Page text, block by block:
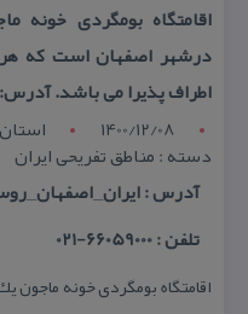
اقامتگاه بومگردی خونه
درشهر اصفهان است كه
اطراف پذیرا می باشد.
1400/12/08
دسته : مناطق تفریحی ایران
آدرس :
تلفن : 66059000-021
اقامتگاه بومگردی خونه ماجون